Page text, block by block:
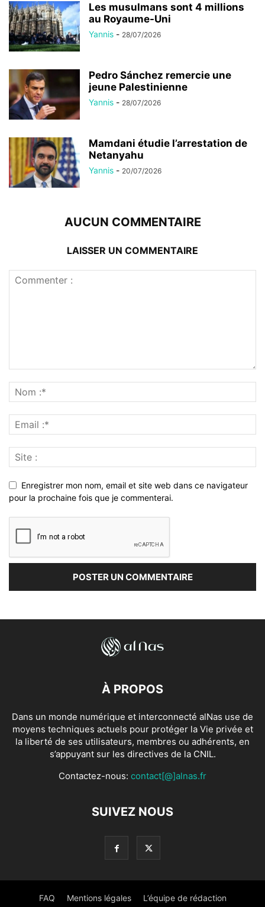
Les musulmans sont 4 millions
au Royaume-Uni
Yannis - 28/07/2026
Pedro Sánchez remercie une
jeune Palestinienne
Yannis - 28/07/2026
Mamdani étudie l’arrestation de
Netanyahu
Yannis - 20/07/2026
AUCUN COMMENTAIRE
LAISSER UN COMMENTAIRE
Enregistrer mon nom, email et site web dans ce navigateur
pour la prochaine fois que je commenterai.
À PROPOS
Dans un monde numérique et interconnecté alNas use de
moyens techniques actuels pour protéger la Vie privée et
la liberté de ses utilisateurs, membres ou adhérents, en
s’appuyant sur les directives de la CNIL.
Contactez-nous: contact[@]alnas.fr
SUIVEZ NOUS
FAQ Mentions légales L’équipe de rédaction